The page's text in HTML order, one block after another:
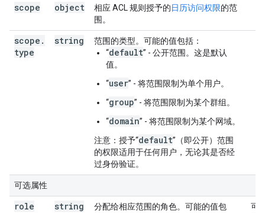
scope object 相应 ACL 规则授予的日历访问权限的范
围。
scope .
type
string
范围的类型。可能的值包括：
“default” - 公开范围。这是默认
值。
“user” - 将范围限制为单个用户。
“group” - 将范围限制为某个群组。
“domain” - 将范围限制为某个网域。
注意：授予“default”（即公开）范围
的权限适用于任何用户，无论其是否经
过身份验证。
可选属性
role string
分配给相应范围的角色。可能的值包
可